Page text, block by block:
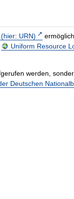
URN)
Uniform Resource
werden,
Deutschen